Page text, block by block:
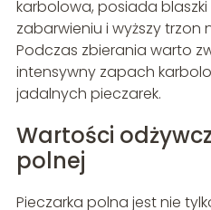
karbolowa, posiada
zabarwieniu i wyższy trzon
Podczas zbierania warto
intensywny zapach
jadalnych pieczarek.
Wartości
polnej
Pieczarka polna jest nie